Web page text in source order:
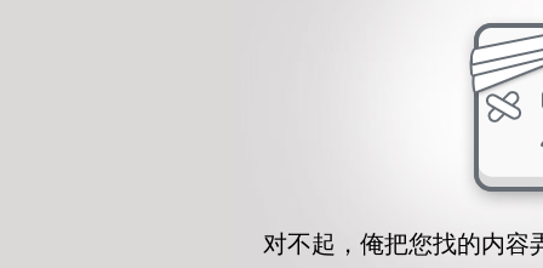
对不起，俺把您找的内容